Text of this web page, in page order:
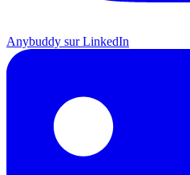
Anybuddy sur LinkedIn